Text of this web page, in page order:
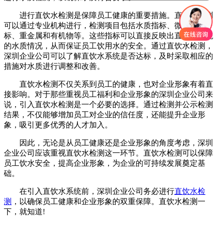
进行直饮水检测是保障员工健康的重要措施。直饮水检测
可以通过专业机构进行，检测项目包括水质指标、微生物指
标、重金属和有机物等。这些指标可以直接反映出直饮水系统
的水质情况，从而保证员工饮用水的安全。通过直饮水检测，
深圳企业公司可以了解直饮水系统是否达标，及时采取相应的
措施对水质进行调整和改善。
直饮水检测不仅关系到员工的健康，也对企业形象有着直
接影响。对于那些重视员工福利和企业形象的深圳企业公司来
说，引入直饮水检测是一个必要的选择。通过检测并公示检测
结果，不仅能够增加员工对企业的信任度，还能提升企业形
象，吸引更多优秀的人才加入。
因此，无论是从员工健康还是企业形象的角度考虑，深圳
企业公司应该重视直饮水检测这一环节。直饮水检测可以保障
员工饮水安全，提高企业形象，为企业的可持续发展奠定基
础。
在引入直饮水系统前，深圳企业公司务必进行直饮水检
测 ，以确保员工健康和企业形象的双重保障。直饮水检测一
下，就知道!